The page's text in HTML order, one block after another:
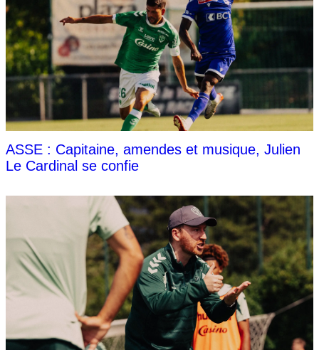
ASSE : Capitaine, amendes et musique, Julien
Le Cardinal se confie